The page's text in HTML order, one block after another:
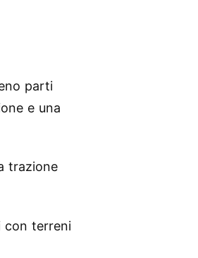
parti
e una
trazione
con terreni